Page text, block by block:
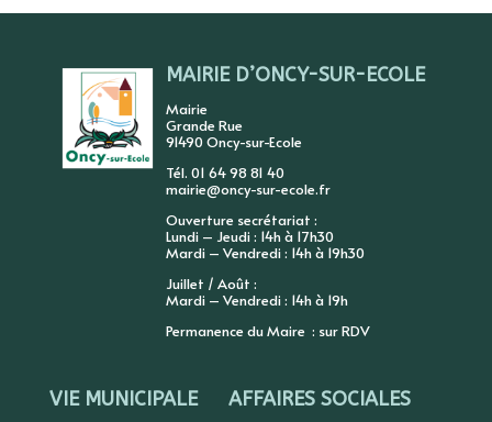
MAIRIE D’ONCY-SUR-ECOLE
Mairie
Grande Rue
91490 Oncy-sur-Ecole
Tél. 01 64 98 81 40
mairie@oncy-sur-ecole.fr
Ouverture secrétariat :
Lundi – Jeudi : 14h à 17h30
Mardi – Vendredi : 14h à 19h30
Juillet / Août :
Mardi – Vendredi : 14h à 19h
Permanence du Maire : sur RDV
VIE MUNICIPALE AFFAIRES SOCIALES